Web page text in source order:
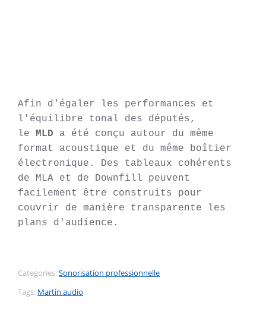
Afin d'égaler les performances et
l'équilibre tonal des députés,
le MLD a été conçu autour du même
format acoustique et du même boîtier
électronique. Des tableaux cohérents
de MLA et de Downfill peuvent
facilement être construits pour
couvrir de manière transparente les
plans d'audience.
Categories:Sonorisation professionnelle
Tags: Martin audio